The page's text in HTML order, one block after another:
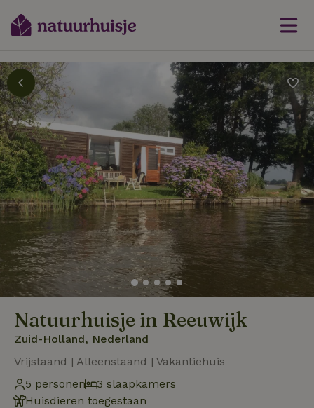
Natuurhuisje in Reeuwijk
Zuid-Holland, Nederland
Vrijstaand | Alleenstaand | Vakantiehuis
5 personen
3 slaapkamers
Huisdieren toegestaan